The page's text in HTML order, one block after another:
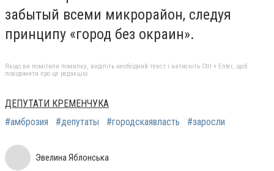
забытый всеми микрорайон, следуя
принципу «город без окраин».
Якщо ви помітили помилку, виділіть необхідний текст і натисніть Ctrl + Enter, щоб
повідомити про це редакцію
ДЕПУТАТИ КРЕМЕНЧУКА
#амброзия
#депутаты #городскаявласть #заросли
Эвелина Яблонська